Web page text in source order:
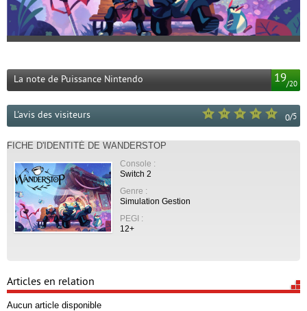
19/20
La note de Puissance Nintendo
0/5
L'avis des visiteurs
FICHE D'IDENTITÉ DE WANDERSTOP
Console :
Switch 2
Genre :
Simulation Gestion
PEGI :
12+
Articles en relation
Aucun article disponible